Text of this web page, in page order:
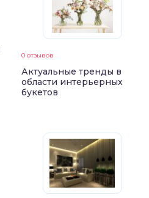
0 отзывов
Актуальные тренды в
области интерьерных
букетов